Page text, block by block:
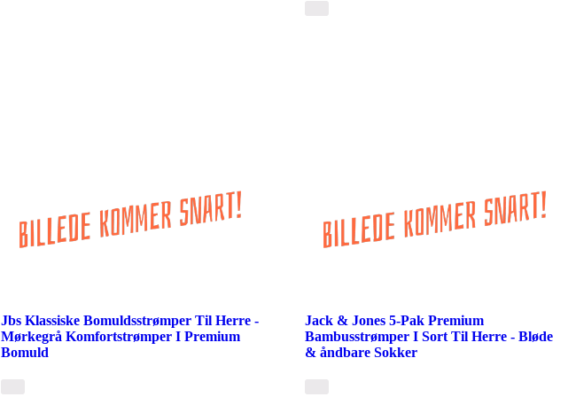
Jbs Klassiske Bomuldsstrømper Til Herre -
Mørkegrå Komfortstrømper I Premium
Bomuld
Jack & Jones 5-Pak Premium
Bambusstrømper I Sort Til Herre - Bløde
& åndbare Sokker